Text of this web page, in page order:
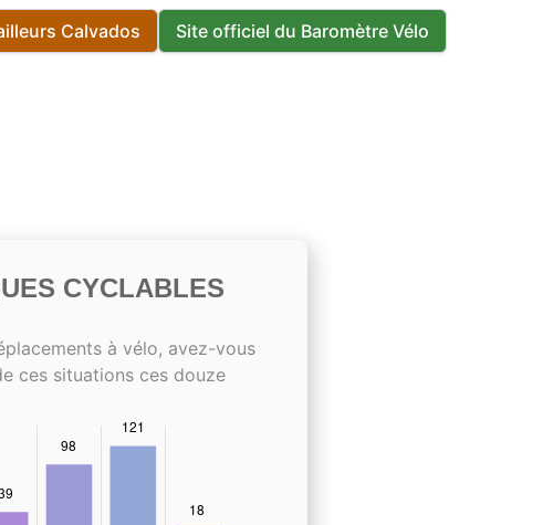
Calvados Site officiel du Baromètre Vélo
CYCLABLES
à vélo, avez-vous
ces situations ces douze